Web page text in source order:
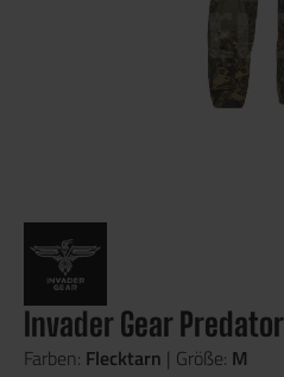
Invader Gear
Farben: Flecktarn | Größe: M